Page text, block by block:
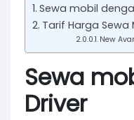
Sewa mobil
Tarif Harga Sewa
New
Sewa
Driver